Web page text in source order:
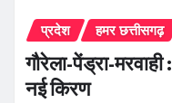
प्रदेश हमर छत्तीसगढ़
गौरेला-पेंड्रा-
नई किरण